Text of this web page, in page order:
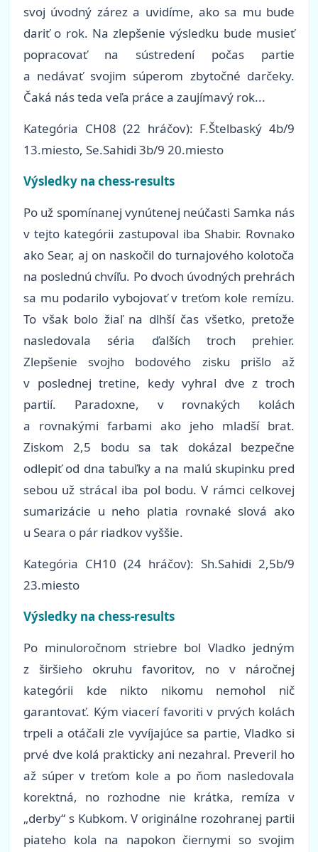
svoj úvodný zárez a uvidíme, ako sa mu bude
dariť o rok. Na zlepšenie výsledku bude musieť
popracovať na sústredení počas partie
a nedávať svojim súperom zbytočné darčeky.
Čaká nás teda veľa práce a zaujímavý rok...
Kategória CH08 (22 hráčov): F.Štelbaský 4b/9
13.miesto, Se.Sahidi 3b/9 20.miesto
Výsledky na chess-results
Po už spomínanej vynútenej neúčasti Samka nás
v tejto kategórii zastupoval iba Shabir. Rovnako
ako Sear, aj on naskočil do turnajového kolotoča
na poslednú chvíľu. Po dvoch úvodných prehrách
sa mu podarilo vybojovať v treťom kole remízu.
To však bolo žiaľ na dlhší čas všetko, pretože
nasledovala séria ďalších troch prehier.
Zlepšenie svojho bodového zisku prišlo až
v poslednej tretine, kedy vyhral dve z troch
partií. Paradoxne, v rovnakých kolách
a rovnakými farbami ako jeho mladší brat.
Ziskom 2,5 bodu sa tak dokázal bezpečne
odlepiť od dna tabuľky a na malú skupinku pred
sebou už strácal iba pol bodu. V rámci celkovej
sumarizácie u neho platia rovnaké slová ako
u Seara o pár riadkov vyššie.
Kategória CH10 (24 hráčov): Sh.Sahidi 2,5b/9
23.miesto
Výsledky na chess-results
Po minuloročnom striebre bol Vladko jedným
z širšieho okruhu favoritov, no v náročnej
kategórii kde nikto nikomu nemohol nič
garantovať. Kým viacerí favoriti v prvých kolách
trpeli a otáčali zle vyvíjajúce sa partie, Vladko si
prvé dve kolá prakticky ani nezahral. Preveril ho
až súper v treťom kole a po ňom nasledovala
korektná, no rozhodne nie krátka, remíza v
„derby“ s Kubkom. V originálne rozohranej partii
piateho kola na napokon čiernymi so svojim